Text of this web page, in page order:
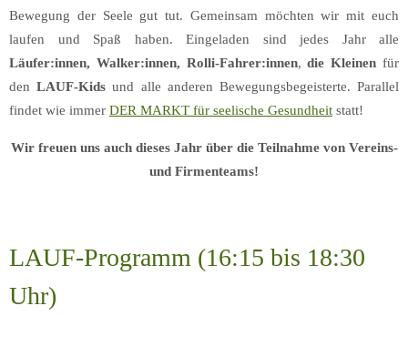
Bewegung der Seele gut tut. Gemeinsam möchten wir mit euch
laufen und Spaß haben. Eingeladen sind jedes Jahr alle
Läufer:innen, Walker:innen, Rolli-Fahrer:innen, die Kleinen für
denLAUF-Kids und alle anderen Bewegungsbegeisterte. Parallel
findet wie immer DER MARKT für seelische Gesundheit statt!
Wir freuen uns auch dieses Jahr über die Teilnahme von Vereins-
und Firmenteams!
LAUF-Programm (16:15 bis 18:30
Uhr)